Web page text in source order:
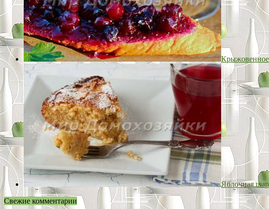
Яблочная
Свежие комментарии